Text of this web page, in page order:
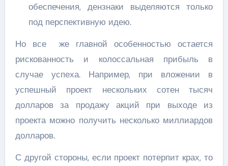
обеспечения, дензнаки выделяются только
под перспективную идею.
Но все же главной особенностью остается
рискованность и колоссальная прибыль в
случае успеха. Например, при вложении в
успешный проект нескольких сотен тысяч
долларов за продажу акций при выходе из
проекта можно получить несколько миллиардов
долларов.
С другой стороны, если проект потерпит крах, то